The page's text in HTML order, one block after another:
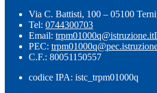
Via C. Battisti, 100 – 05100
Tel: 0744300703
Email: trpm01000q@istruzione.it
PEC:
C.F.: 80051150557
codice IPA: istc_trpm01000q